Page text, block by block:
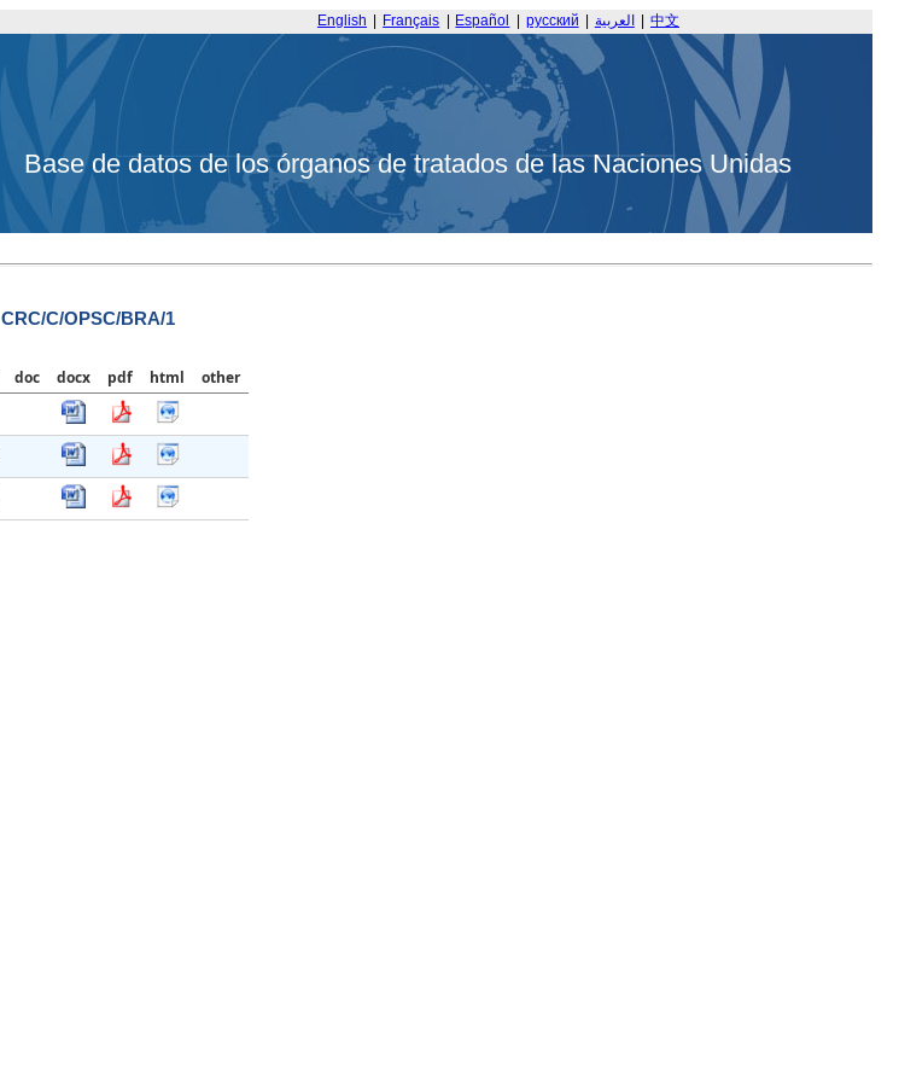
English Français Español русский العربية 中文
Base de datos de los órganos de tratados de las Naciones Unidas
CRC/C/OPSC/BRA/1
doc docx pdf html
other